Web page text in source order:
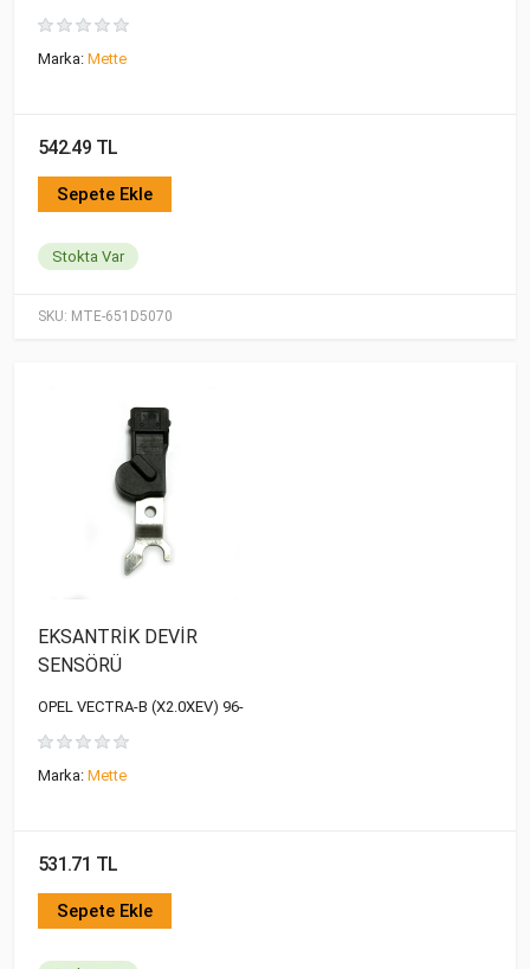
SKU: MTE-651D5070
Marka: Mette
542.49 TL
Sepete Ekle
Stokta Var
EKSANTRİK DEVİR
SENSÖRÜ
OPEL VECTRA-B (X2.0XEV) 96-
Marka: Mette
531.71 TL
Sepete Ekle